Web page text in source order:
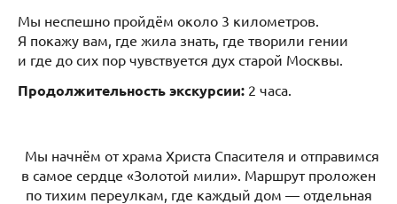
Мы неспешно пройдём около 3 километров.
Я покажу вам, где жила знать, где творили гении
и где до сих пор чувствуется дух старой Москвы.
Продолжительность экскурсии: 2 часа.
Мы начнём от храма Христа Спасителя и отправимся
в самое сердце «Золотой мили». Маршрут проложен
по тихим переулкам, где каждый дом — отдельная